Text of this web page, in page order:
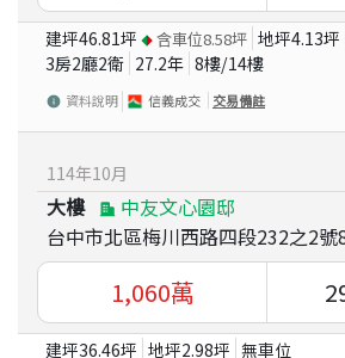
建坪46.81坪 含車位8.58坪 地坪4.13坪
3房2廳2衛 27.2年 8樓/14樓
資料說明 信義成交 交易備註
114年10月
大樓
中友文心園邸
台中市北區梅川西路四段232之2號
1,060萬
建坪36.46坪 地坪2.98坪 無車位